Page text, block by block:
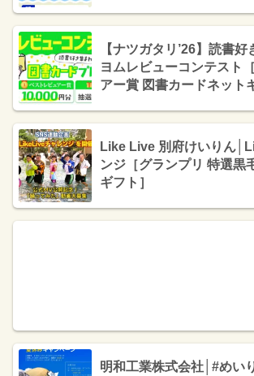
【ナツガタリ’26】読書
ヨムレビューコンテスト
アー賞 図書カードネット
Like Live 別府けいりん
ンジ［グランプリ 特選黒
ギフト］
明和工業株式会社│#めい